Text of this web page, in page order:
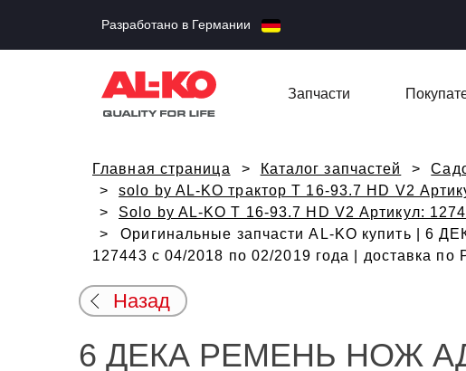
Разработано в Германии
Запчасти
Главная страница Каталог запчастей
solo by AL-KO трактор T 16-93.7 HD V2
Solo by AL-KO T 16-93.7 HD V2 Артикул:
Оригинальные запчасти AL-KO купить |
127443 с 04/2018 по 02/2019 года | доставка
Назад
6 ДЕКА РЕМЕНЬ НОЖ